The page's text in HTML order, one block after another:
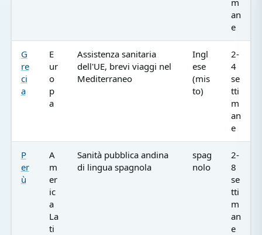
m
an
e
G
re
ci
a
E
ur
o
p
a
Assistenza sanitaria
dell'UE, brevi viaggi nel
Mediterraneo
Ingl
ese
(mis
to)
2-
4
se
tti
m
an
e
P
er
ù
A
m
er
ic
a
La
ti
Sanità pubblica andina
di lingua spagnola
spag
nolo
2-
8
se
tti
m
an
e